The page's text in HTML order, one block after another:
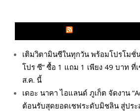
เติมวิตามินซีในทุกวัน พร้อมโปรโมชั่
โปร ซี” ซื้อ 1 แถม 1 เพียง 49 บาท ที่เ
ส.ค. นี้
เดอะ นาคา ไอแลนด์ ภูเก็ต จัดงาน
ต้อนรับสุดยอดเชฟระดับมิชลิน สู่ปร